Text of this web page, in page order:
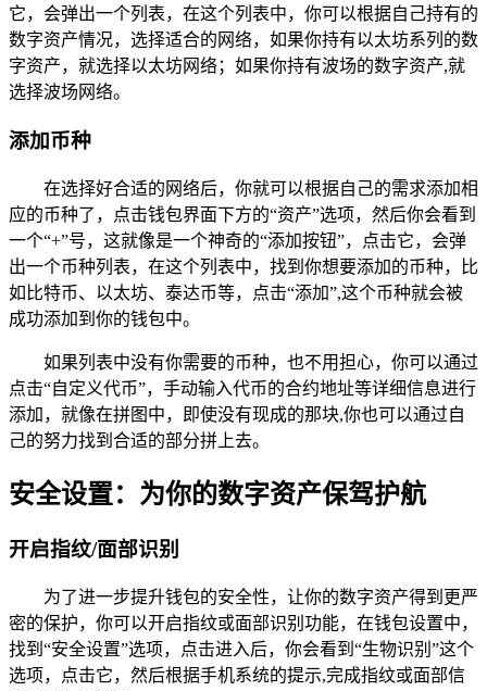
它，会弹出一个列表，在这个列表中，你可以根据自己持有的
数字资产情况，选择适合的网络，如果你持有以太坊系列的数
字资产，就选择以太坊网络；如果你持有波场的数字资产,就
选择波场网络。
添加币种
在选择好合适的网络后，你就可以根据自己的需求添加相
应的币种了，点击钱包界面下方的“资产”选项，然后你会看到
一个“+”号，这就像是一个神奇的“添加按钮”，点击它，会弹
出一个币种列表，在这个列表中，找到你想要添加的币种，比
如比特币、以太坊、泰达币等，点击“添加”,这个币种就会被
成功添加到你的钱包中。
如果列表中没有你需要的币种，也不用担心，你可以通过
点击“自定义代币”，手动输入代币的合约地址等详细信息进行
添加，就像在拼图中，即使没有现成的那块,你也可以通过自
己的努力找到合适的部分拼上去。
安全设置：为你的数字资产保驾护航
开启指纹/面部识别
为了进一步提升钱包的安全性，让你的数字资产得到更严
密的保护，你可以开启指纹或面部识别功能，在钱包设置中，
找到“安全设置”选项，点击进入后，你会看到“生物识别”这个
选项，点击它，然后根据手机系统的提示,完成指纹或面部信